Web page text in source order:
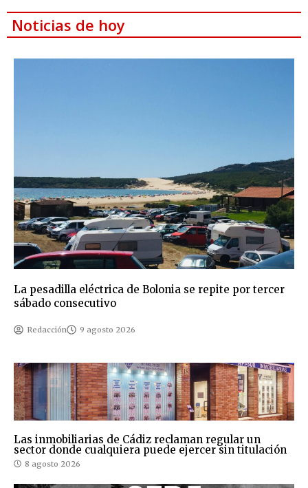
Noticias de hoy
La pesadilla eléctrica de Bolonia se repite por tercer
sábado consecutivo
Redacción 9 agosto 2026
Las inmobiliarias de Cádiz reclaman regular un
sector donde cualquiera puede ejercer sin titulación
8 agosto 2026